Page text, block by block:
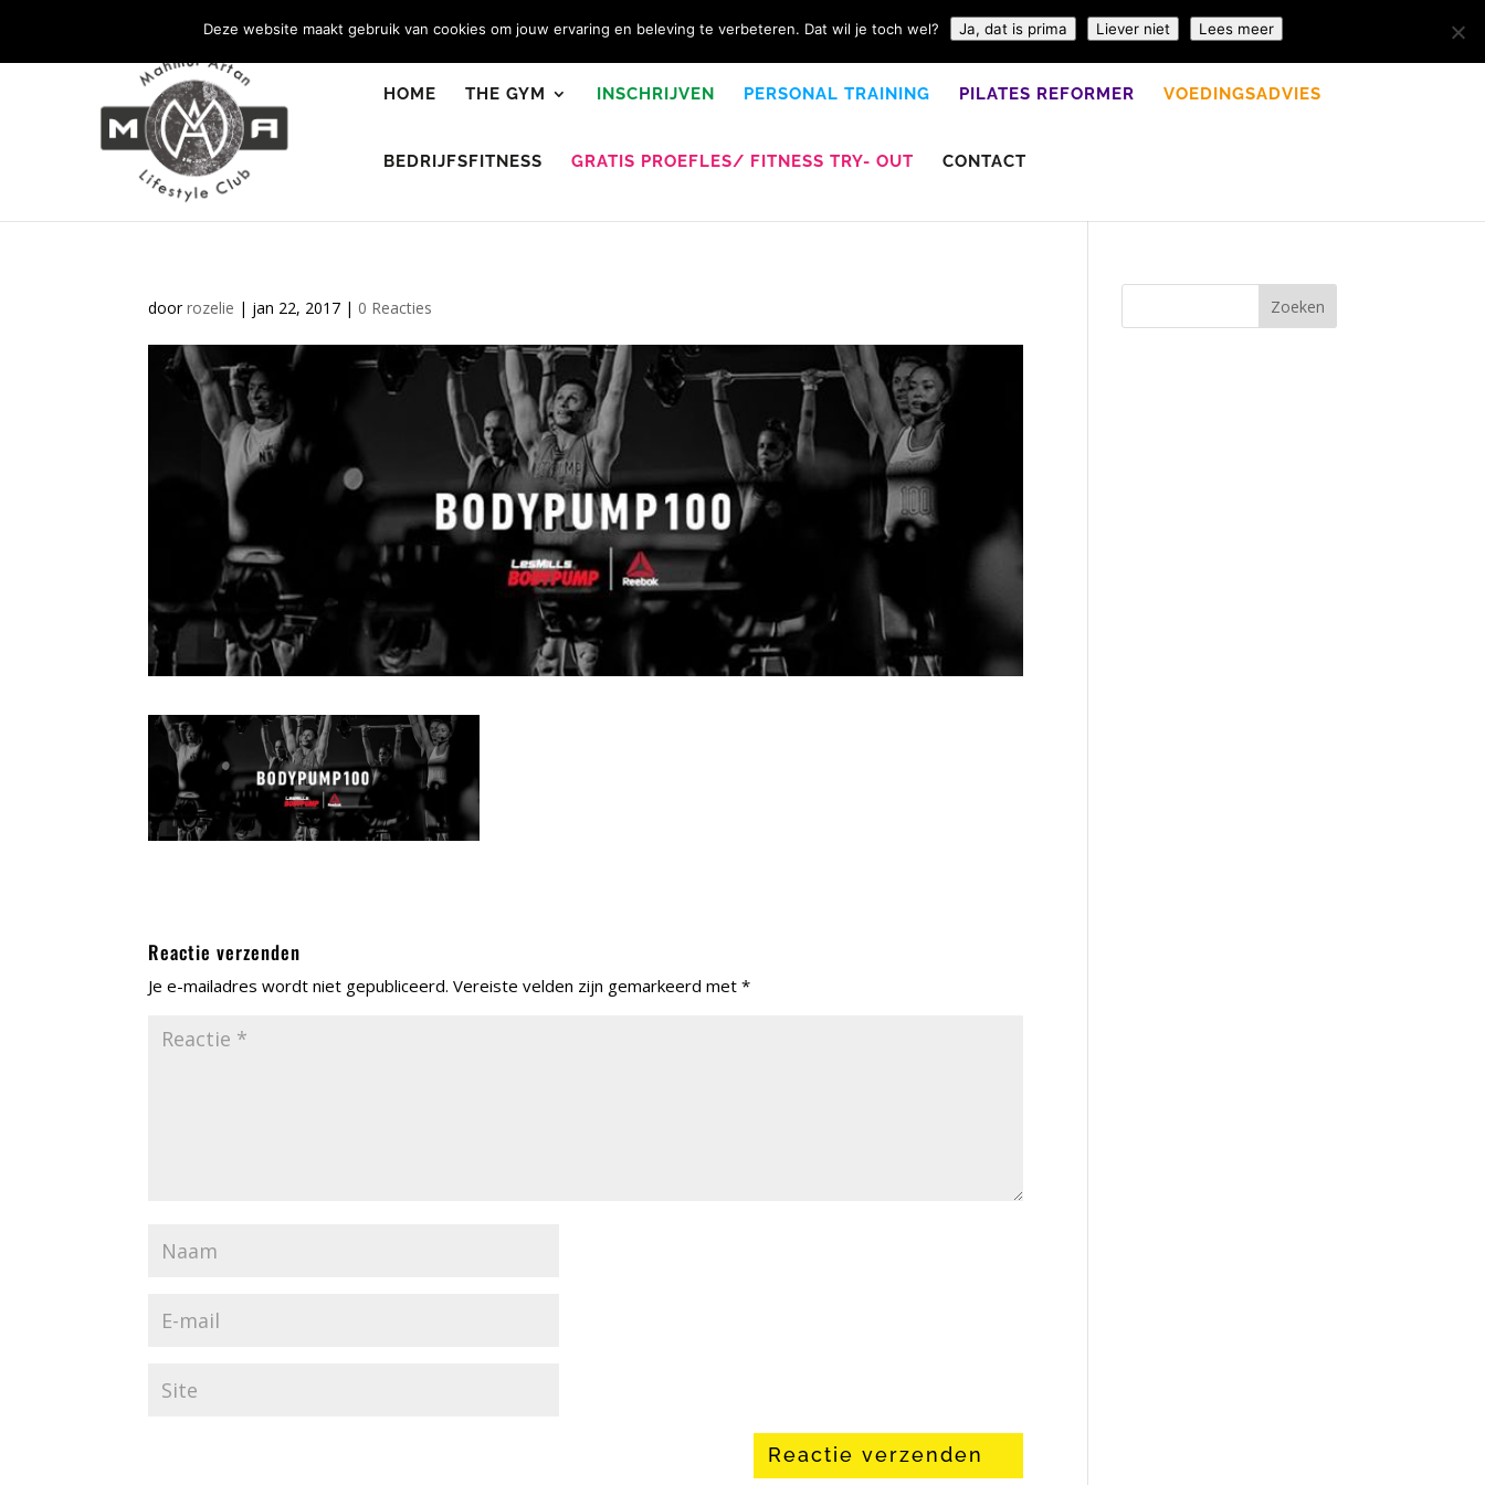
HOME THE GYM INSCHRIJVEN PERSONAL TRAINING PILATES REFORMER VOEDINGSADVIES
BEDRIJFSFITNESS GRATIS PROEFLES/ FITNESS TRY- OUT CONTACT
doorrozelie | jan 22, 2017 | 0 Reacties
Reactie verzenden
Je e-mailadres wordt niet gepubliceerd. Vereiste velden zijn gemarkeerd met*
Deze website maakt gebruik van cookies om jouw ervaring en beleving te verbeteren. Dat wil je toch wel? Ja, dat is prima Liever niet Lees meer